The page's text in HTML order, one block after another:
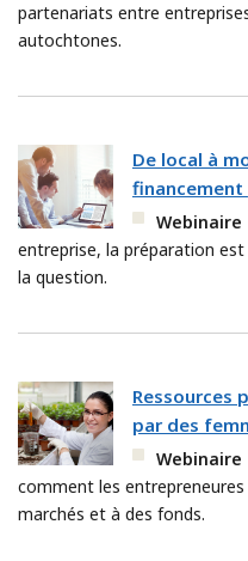
partenariats entre
autochtones.
De local à
Webinaire
entreprise, la préparation
la question.
Ressources
par des
Webinaire
comment les
marchés et à des fonds.